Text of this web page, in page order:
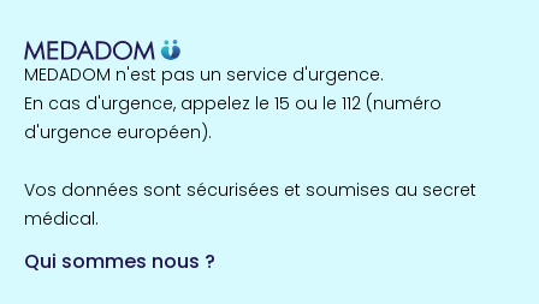
MEDADOM n'est pas un service d'urgence.
En cas d'urgence, appelez le 15 ou le 112 (numéro
d'urgence européen).
Vos données sont sécurisées et soumises au secret
médical.
Qui sommes nous ?